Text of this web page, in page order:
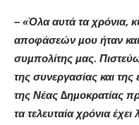
– «Όλα αυτά τα χρόνια,
αποφάσεών µου ήταν
συµπολίτης µας.
της συνεργασίας και
της Νέας ∆ηµοκρατίας
τα τελευταία χρόνια